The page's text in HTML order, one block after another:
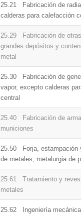
25.21 Fabricación de
calderas para calefacción
25.29 Fabricación de
grandes depósitos y
metal
25.30 Fabricación de
vapor, excepto calderas
central
25.40 Fabricación de
municiones
25.50 Forja, estampación
de metales; metalurgia de
25.61 Tratamiento y
metales
25.62 Ingeniería